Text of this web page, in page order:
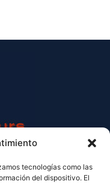
tecnologías como las
del dispositivo. El